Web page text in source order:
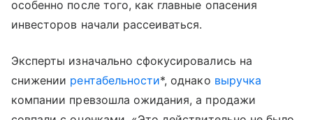
особенно после того, как главные опасения
инвесторов начали рассеиваться.
Эксперты изначально сфокусировались на
снижении рентабельности*, однако выручка
компании превзошла ожидания, а продажи